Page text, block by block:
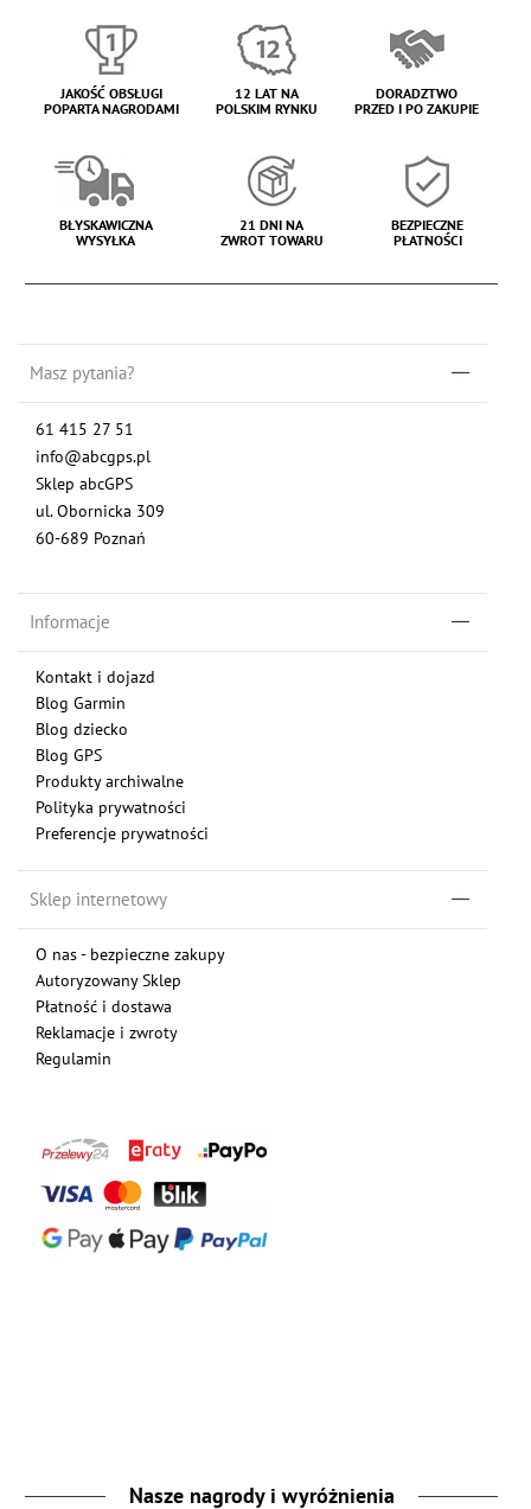
JAKOŚĆ OBSŁUGI
POPARTA NAGRODAMI
12 LAT NA
POLSKIM RYNKU
DORADZTWO
PRZED I PO ZAKUPIE
BŁYSKAWICZNA
WYSYŁKA
21 DNI NA
ZWROT TOWARU
BEZPIECZNE
PŁATNOŚCI
Masz pytania?
61 415 27 51
info@abcgps.pl
Sklep abcGPS
ul. Obornicka 309
60-689 Poznań
Informacje
Kontakt i dojazd
Blog Garmin
Blog dziecko
Blog GPS
Produkty archiwalne
Polityka prywatności
Preferencje prywatności
Sklep internetowy
O nas - bezpieczne zakupy
Autoryzowany Sklep
Płatność i dostawa
Reklamacje i zwroty
Regulamin
Nasze nagrody i wyróżnienia